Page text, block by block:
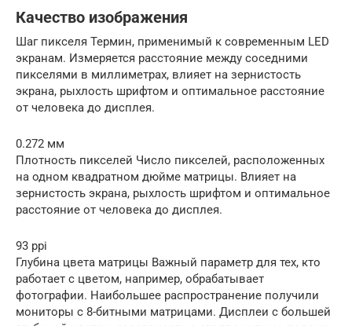
Качество изображения
Шаг пикселя Термин, применимый к современным LED
экранам. Измеряется расстояние между соседними
пикселями в миллиметрах, влияет на зернистость
экрана, рыхлость шрифтом и оптимальное расстояние
от человека до дисплея.
0.272 мм
Плотность пикселей Число пикселей, расположенных
на одном квадратном дюйме матрицы. Влияет на
зернистость экрана, рыхлость шрифтом и оптимальное
расстояние от человека до дисплея.
93 ppi
Глубина цвета матрицы Важный параметр для тех, кто
работает с цветом, например, обрабатывает
фотографии. Наибольшее распространение получили
мониторы с 8-битными матрицами. Дисплеи с большей